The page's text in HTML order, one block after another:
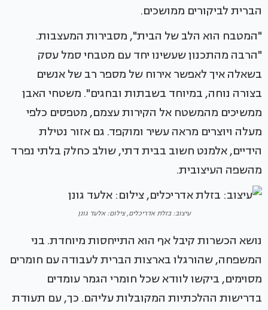
הברית לביקורים ממושכים.
"המטבח הוא הלב של הבית", מסבירות המעצבות.
"הרבה מהתכנון שעשינו יחד עם מטבחי סמל עסק
בשאלה איך לאפשר אירוח של מספר רב של אנשים
בצורה נוחה, במיוחד בשבתות ובחגים". משטחי האבן
ממשיכים מהמשטח אל הקירות עצמם, מטפסים כלפי
מעלה ויוצרים מראה עשיר ומוקפד. גם אזור נטילת
הידיים, אלמנט חשוב בבית דתי, שולב כחלק בלתי נפרד
מהשפה העיצובית.
עיצוב: בזלת אדריכלים, צילום: אלעד גונן
נושא הכשרות קיבל אף הוא התייחסות מיוחדת. בני
המשפחה, שהורגלו בארצות הברית לעבודה עם חומרים
מסוימים, ביקשו לוודא שכל חומרי הגמר עומדים
בדרישות ההלכתיות המקובלות עליהם. כך, עם תעודת